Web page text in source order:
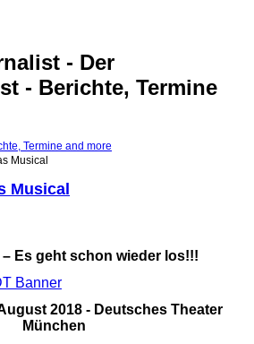
- Der
- Berichte, Termine
Musical
Musical
– Es geht schon wieder los!!!
2018 - Deutsches Theater
München